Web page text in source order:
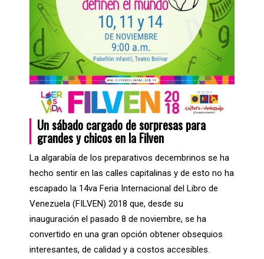
Un sábado cargado de sorpresas para
grandes y chicos en la Filven
La algarabía de los preparativos decembrinos se ha
hecho sentir en las calles capitalinas y de esto no ha
escapado la 14va Feria Internacional del Libro de
Venezuela (FILVEN) 2018 que, desde su
inauguración el pasado 8 de noviembre, se ha
convertido en una gran opción obtener obsequios
interesantes, de calidad y a costos accesibles.